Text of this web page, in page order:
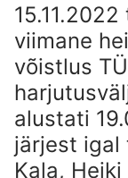
viimane
võistlus
alustati
järjest igal
Kala,